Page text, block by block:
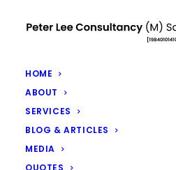
HOME
ABOUT
SERVICES
BLOG & ARTICLES
MEDIA
QUOTES
不是现在，就是永远